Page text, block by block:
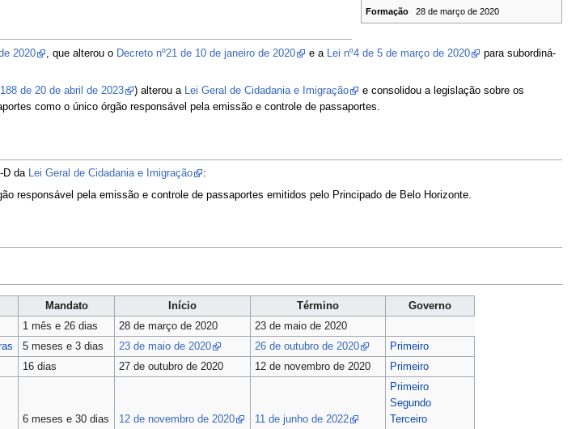
Formação
28 de março de 2020
2020 , que alterou o Decreto nº21 de 10 de janeiro de 2020 e a Lei nº4 de 5 de março de 2020
para subordiná-
de 20 de abril de 2023 ) alterou a Lei Geral de Cidadania e Imigração
e consolidou a legislação sobre os
como o único órgão responsável pela emissão e controle de passaportes.
D da Lei Geral de Cidadania e Imigração
:
responsável pela emissão e controle de passaportes emitidos pelo Principado de Belo Horizonte.
Mandato Início Término
Governo
1 mês e 26 dias 28 de março de 2020
23 de maio de 2020
5 meses e 3 dias 23 de maio de 2020 26 de outubro de 2020
Primeiro
16 dias 27 de outubro de 2020 12 de novembro de 2020 Primeiro
6 meses e 30 dias 12 de novembro de 2020 11 de junho de 2022
Primeiro
Segundo
Terceiro